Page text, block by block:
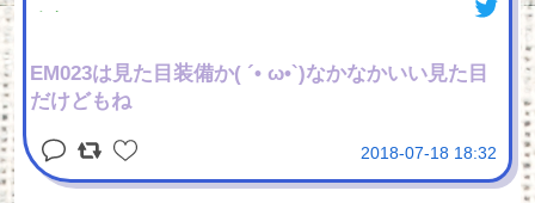
EM023は見た目装備か( ´• ω•`)なかなかいい見た目
だけどもね
2018-07-18 18:32